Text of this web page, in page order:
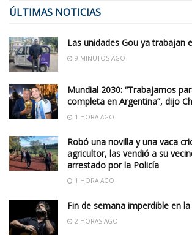
ÚLTIMAS NOTICIAS
Las unidades Gou ya trabajan
9 MINUTOS AGO
Mundial 2030: “Trabajamos
completa en Argentina”, dijo
1 HORA AGO
Robó una novilla y una vaca
agricultor, las vendió a su
arrestado por la Policía
1 HORA AGO
Fin de semana imperdible en
2 HORAS AGO